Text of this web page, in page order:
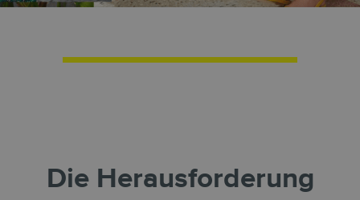
Die Herausforderung